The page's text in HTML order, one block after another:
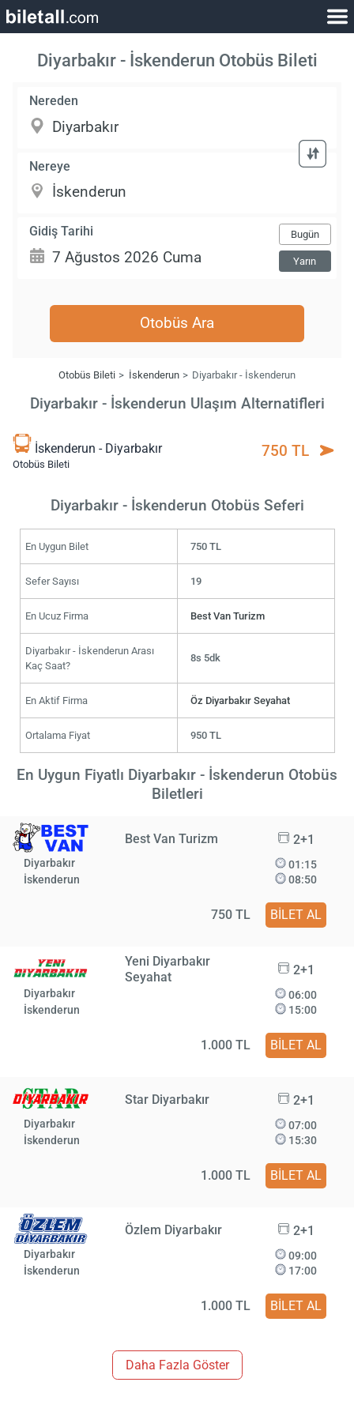
Diyarbakır - İskenderun Otobüs Bileti
Nereden
Nereye
Gidiş Tarihi Bugün
Yarın
Otobüs Ara
Otobüs Bileti İskenderun Diyarbakır - İskenderun
Diyarbakır - İskenderun Ulaşım Alternatifleri
İskenderun - Diyarbakır
Otobüs Bileti
750 TL
Diyarbakır - İskenderun Otobüs Seferi
En Uygun Bilet 750 TL
Sefer Sayısı 19
En Ucuz Firma Best Van Turizm
Diyarbakır - İskenderun Arası
Kaç Saat?
8s 5dk
En Aktif Firma Öz Diyarbakır Seyahat
Ortalama Fiyat 950 TL
En Uygun Fiyatlı Diyarbakır - İskenderun Otobüs
Biletleri
Best Van Turizm 2+1
Diyarbakır
İskenderun
01:15
08:50
750 TL BİLET AL
Yeni Diyarbakır
Seyahat
2+1
Diyarbakır
İskenderun
06:00
15:00
1.000 TL BİLET AL
Star Diyarbakır 2+1
Diyarbakır
İskenderun
07:00
15:30
1.000 TL BİLET AL
Özlem Diyarbakır 2+1
Diyarbakır
İskenderun
09:00
17:00
1.000 TL BİLET AL
Daha Fazla Göster